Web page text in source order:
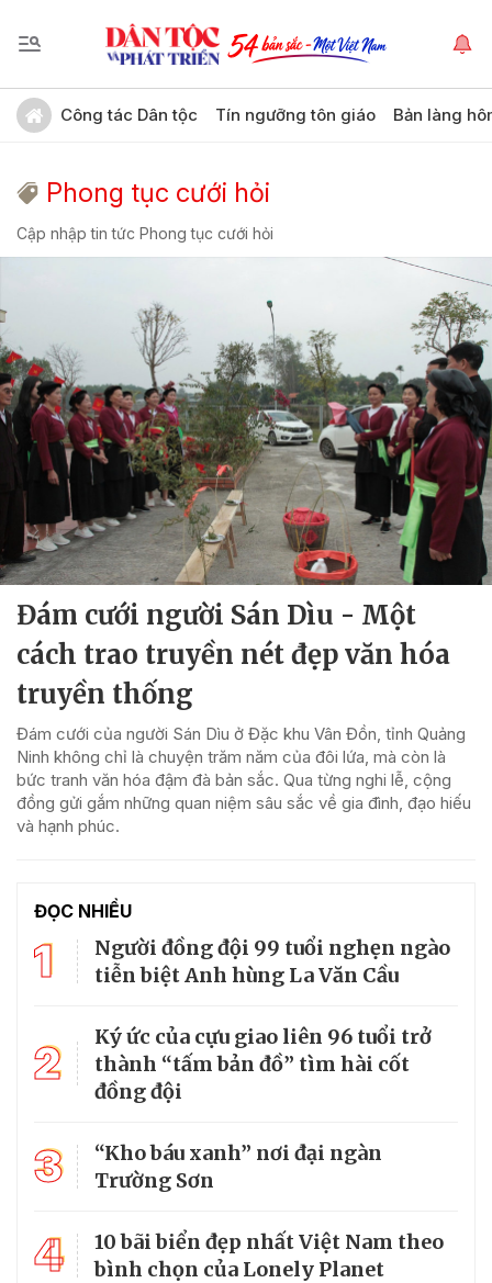
Công tác Dân tộc Tín ngưỡng tôn giáo Bản làng
Phong tục cưới hỏi
Cập nhập tin tức Phong tục cưới hỏi
Đám cưới người Sán Dìu - Một
cách trao truyền nét đẹp văn hóa
truyền thống
Đám cưới của người Sán Dìu ở Đặc khu Vân Đồn, tỉnh Quảng
Ninh không chỉ là chuyện trăm năm của đôi lứa, mà còn là
bức tranh văn hóa đậm đà bản sắc. Qua từng nghi lễ, cộng
đồng gửi gắm những quan niệm sâu sắc về gia đình, đạo hiếu
và hạnh phúc.
ĐỌC NHIỀU
1
Người đồng đội 99 tuổi nghẹn ngào
tiễn biệt Anh hùng La Văn Cầu
2
Ký ức của cựu giao liên 96 tuổi trở
thành “tấm bản đồ” tìm hài cốt
đồng đội
3
“Kho báu xanh” nơi đại ngàn
Trường Sơn
4
10 bãi biển đẹp nhất Việt Nam theo
bình chọn của Lonely Planet